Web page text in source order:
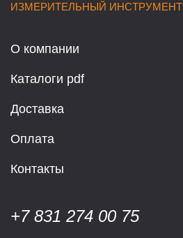
ИЗМЕРИТЕЛЬНЫЙ ИНСТРУМЕНТ
О компании
Каталоги pdf
Доставка
Оплата
Контакты
+7 831 274 00 75